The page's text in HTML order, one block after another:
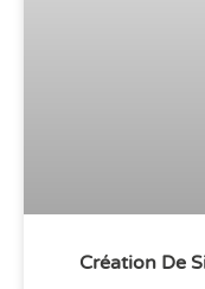
Création De